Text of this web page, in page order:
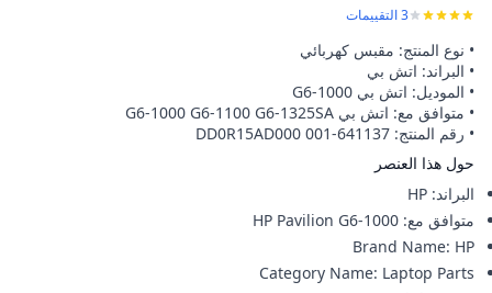
3التقييمات
• نوع المنتج: مقبس كهربائي
• البراند: اتش بي
• الموديل: اتش بي G6-1000
• متوافق مع: اتش بي G6-1000 G6-1100 G6-1325SA
• رقم المنتج: 641137-001 DD0R15AD000
حول هذا العنصر
البراند:
HP
متوافق مع:
HP Pavilion G6-1000
Brand Name: HP
Category Name: Laptop Parts